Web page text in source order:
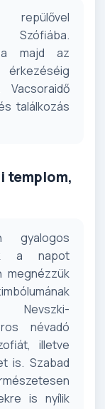
repülővel
Szófiába.
majd az
találkozás
templom,
gyalogos
a napot
megnézzük
Nevszki-
névadó
illetve
is. Szabad
is nyílik